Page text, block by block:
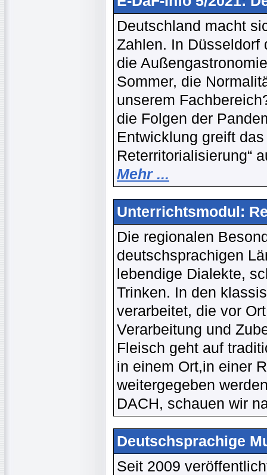
Deutschland macht
Zahlen. In Düsseldorf
die
Sommer, die
unserem
die Folgen der
Entwicklung greift
Reterritorialisierung“
Mehr ...
Unterrichtsmodul:
Die regionalen
deutschsprachigen
lebendige Dialekte,
Trinken. In den
verarbeitet, die vor
Verarbeitung und
Fleisch geht auf
in einem Ort,in einer
weitergegeben
DACH, schauen wir
Deutschsprachige
Seit 2009